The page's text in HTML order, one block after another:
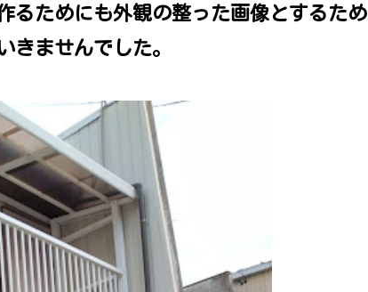
るためにも外観の整った画像とするため
きませんでした。